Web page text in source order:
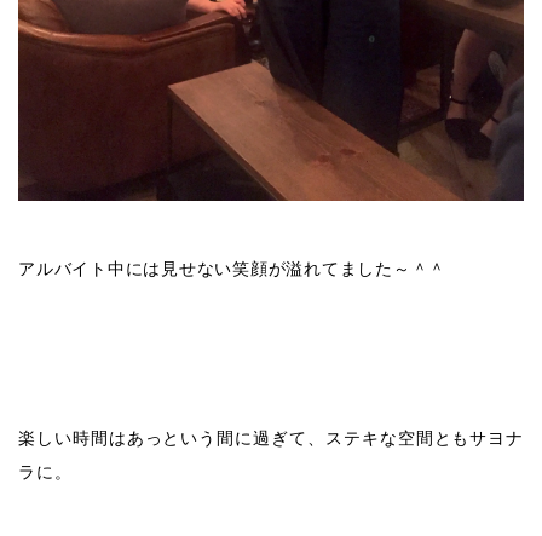
アルバイト中には見せない笑顔が溢れてました～＾＾
楽しい時間はあっという間に過ぎて、ステキな空間ともサヨナ
ラに。